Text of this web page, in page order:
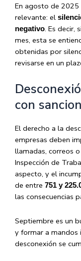
En agosto de
relevante: el
negativo. Es decir,
mes, esta se
obtenidas por
revisarse en un
con
El derecho a la
empresas deben
llamadas, correos
Inspección de
aspecto, y el
de entre 751 y
las consecuencias
Septiembre es un
y formar a mandos
desconexión se